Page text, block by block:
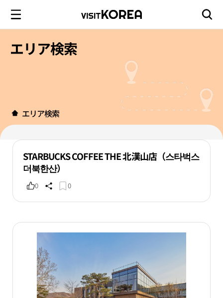
エリア検索
エリア検索
STARBUCKS COFFEE THE 北漢山店（스타벅스
더북한산）
0 0